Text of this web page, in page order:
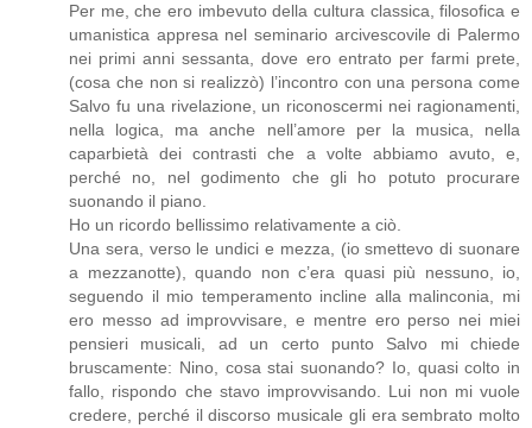
Per me, che ero imbevuto della cultura classica, filosofica e
umanistica appresa nel seminario arcivescovile di Palermo
nei primi anni sessanta, dove ero entrato per farmi prete,
(cosa che non si realizzò) l’incontro con una persona come
Salvo fu una rivelazione, un riconoscermi nei ragionamenti,
nella logica, ma anche nell’amore per la musica, nella
caparbietà dei contrasti che a volte abbiamo avuto, e,
perché no, nel godimento che gli ho potuto procurare
suonando il piano.
Ho un ricordo bellissimo relativamente a ciò.
Una sera, verso le undici e mezza, (io smettevo di suonare
a mezzanotte), quando non c’era quasi più nessuno, io,
seguendo il mio temperamento incline alla malinconia, mi
ero messo ad improvvisare, e mentre ero perso nei miei
pensieri musicali, ad un certo punto Salvo mi chiede
bruscamente: Nino, cosa stai suonando? Io, quasi colto in
fallo, rispondo che stavo improvvisando. Lui non mi vuole
credere, perché il discorso musicale gli era sembrato molto